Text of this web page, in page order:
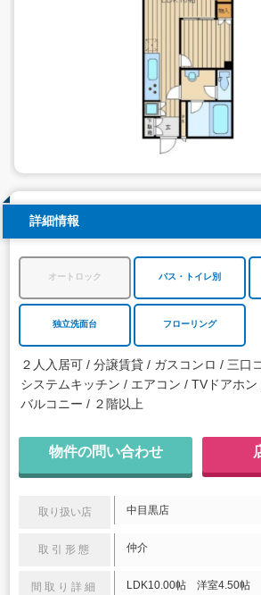
詳細情報
オートロック バス・トイレ別
独立洗面台 フローリング
２人入居可 分譲賃貸 ガスコンロ
三口
システムキッチン
エアコン TVドアホン
バルコニー
２階以上
物件の問い合わせ
取り扱い店 中目黒店
取引形態 仲介
間取り詳細 LDK10.00帖 洋